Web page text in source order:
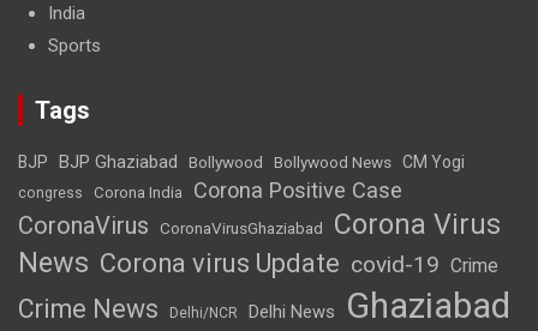
India
Sports
Tags
BJP BJP Ghaziabad Bollywood Bollywood News CM Yogi
congress Corona India Corona Positive Case
CoronaVirus CoronaVirusGhaziabad
Corona Virus
News Corona virus Update covid-19 Crime
Crime News Delhi/NCR Delhi News Ghaziabad